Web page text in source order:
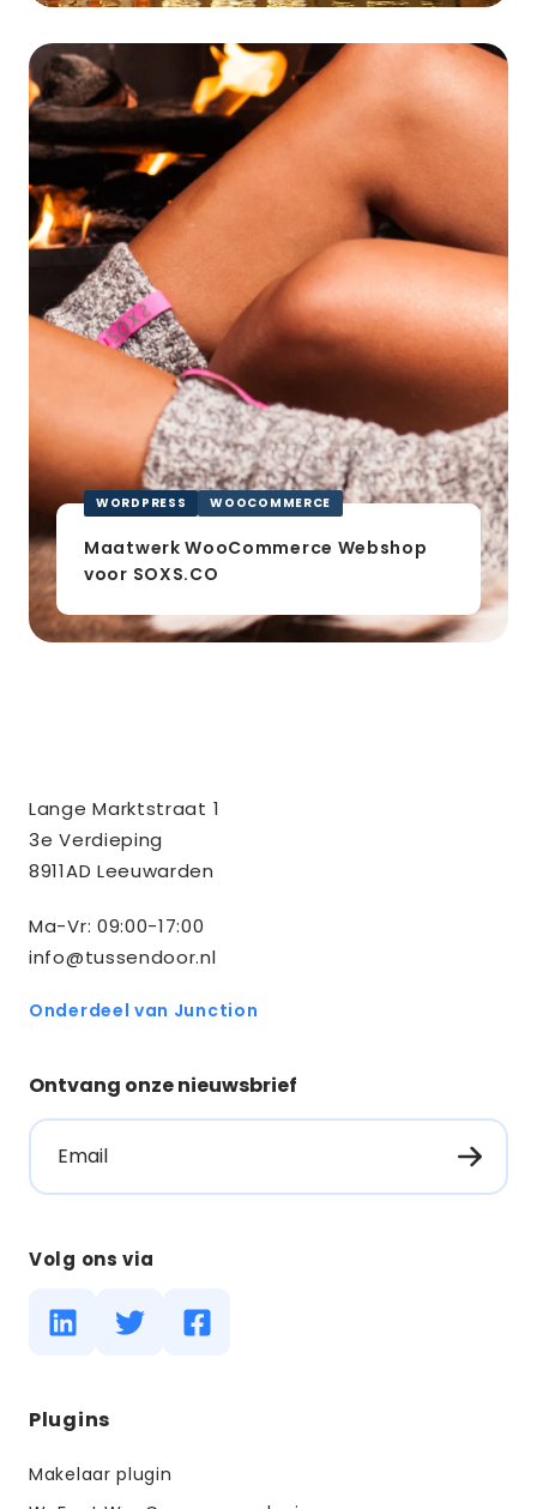
Maatwerk
WooCommerce
Webshop
voor
SOXS.CO
WORDPRESS WOOCOMMERCE
Maatwerk WooCommerce Webshop
voor SOXS.CO
informatie
Lange Marktstraat 1
3e Verdieping
8911AD Leeuwarden
Ma-Vr: 09:00-17:00
info@tussendoor.nl
Onderdeel van Junction
Ontvang onze nieuwsbrief
Email
Volg ons via
Diensten
Plugins
Makelaar plugin